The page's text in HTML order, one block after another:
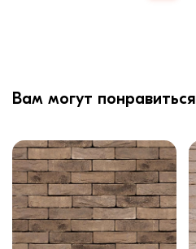
Вам могут понравиться